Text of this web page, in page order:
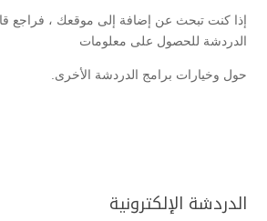
إذا كنت تبحث عن إضافة إلى موقعك ، فراجع
الدردشة للحصول على معلومات
حول وخيارات برامج الدردشة الأخرى.
الدردشة الإلكترونية